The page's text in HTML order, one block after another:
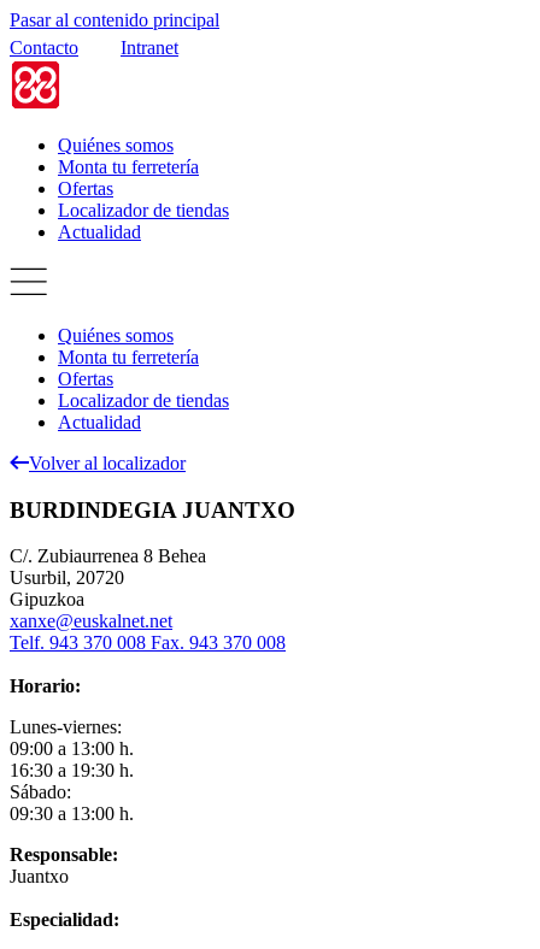
Pasar al contenido principal
Contacto
Intranet
Quiénes somos
Monta tu ferretería
Ofertas
Localizador de tiendas
Actualidad
Quiénes somos
Monta tu ferretería
Ofertas
Localizador de tiendas
Actualidad
Volver al localizador
BURDINDEGIA JUANTXO
C/. Zubiaurrenea 8 Behea
Usurbil, 20720
Gipuzkoa
xanxe@euskalnet.net
Telf. 943 370 008 Fax. 943 370 008
Horario:
Lunes-viernes:
09:00 a 13:00 h.
16:30 a 19:30 h.
Sábado:
09:30 a 13:00 h.
Responsable:
Juantxo
Especialidad: